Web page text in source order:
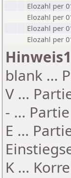
Elozahl per
Elozahl per
Elozahl per
Elozahl per
Hinweis1
blank ...
V ...
- ...
E ...
K ...